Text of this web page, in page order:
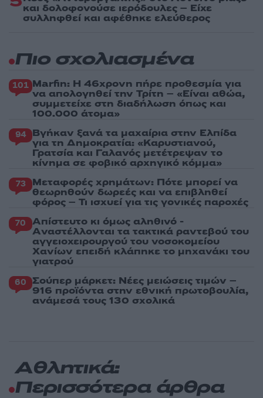
και δολοφονούσε ιερόδουλες – Είχε
συλληφθεί και αφέθηκε ελεύθερος
Πιο σχολιασμένα
101 Marfin: Η 46χρονη πήρε προθεσμία για
να απολογηθεί την Τρίτη – «Είναι αθώα,
συμμετείχε στη διαδήλωση όπως και
100.000 άτομα»
94 Βγήκαν ξανά τα μαχαίρια στην Ελπίδα
για τη Δημοκρατία: «Καρυστιανού,
Γρατσία και Γαλανός μετέτρεψαν το
κίνημα σε φοβικό αρχηγικό κόμμα»
73 Μεταφορές χρημάτων: Πότε μπορεί να
θεωρηθούν δωρεές και να επιβληθεί
φόρος – Τι ισχυεί για τις γονικές παροχές
70 Απίστευτο κι όμως αληθινό -
Aναστέλλονται τα τακτικά ραντεβού του
αγγειοχειρουργού του νοσοκομείου
Χανίων επειδή κλάπηκε το μηχανάκι του
γιατρού
60 Σούπερ μάρκετ: Νέες μειώσεις τιμών –
916 προϊόντα στην εθνική πρωτοβουλία,
ανάμεσά τους 130 σχολικά
Αθλητικά:
Περισσότερα άρθρα